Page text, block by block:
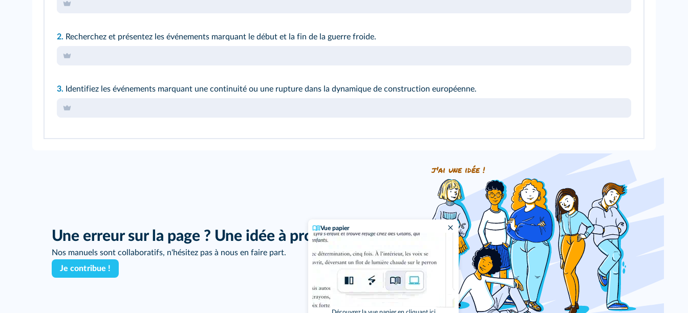
Vue papier
2. Recherchez et présentez les événements marquant le début et la fin de la guerre froide.
3. Identifiez les événements marquant une continuité ou une rupture dans la dynamique de construction européenne.
Une erreur sur la page ? Une idée à proposer ?
Nos manuels sont collaboratifs, n'hésitez pas à nous en faire part.
Je contribue !
j'ai une idée !